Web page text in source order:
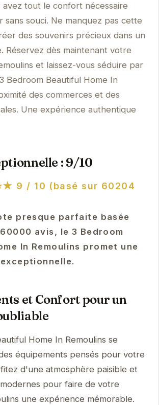
tout le confort nécessaire
sans souci. Ne manquez pas cette
des souvenirs précieux dans un
Réservez dès maintenant votre
et laissez-vous séduire par
Bedroom Beautiful Home In
des commerces et des
Une expérience authentique
: 9/10
9 / 10 (basé sur 60204
presque parfaite basée
avis, le 3 Bedroom
In Remoulins promet une
et Confort pour un
Home In Remoulins se
équipements pensés pour votre
d'une atmosphère paisible et
pour faire de votre
une expérience mémorable.